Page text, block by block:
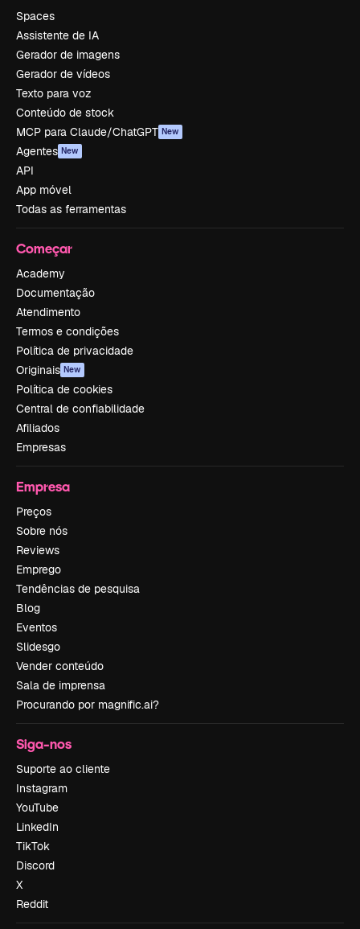
Spaces
Assistente de IA
Gerador de imagens
Gerador de vídeos
Texto para voz
Conteúdo de stock
MCP para Claude/ChatGPT New
Agentes New
API
App móvel
Todas as ferramentas
Começar
Academy
Documentação
Atendimento
Termos e condições
Política de privacidade
Originais New
Política de cookies
Central de confiabilidade
Afiliados
Empresas
Empresa
Preços
Sobre nós
Reviews
Emprego
Tendências de pesquisa
Blog
Eventos
Slidesgo
Vender conteúdo
Sala de imprensa
Procurando por magnific.ai?
Siga-nos
Suporte ao cliente
Instagram
YouTube
LinkedIn
TikTok
Discord
X
Reddit